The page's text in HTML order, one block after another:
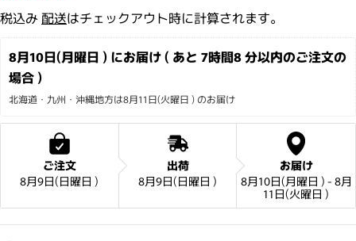
税込み配送はチェックアウト時に計算されます。
8月10日(月曜日 ) にお届け ( あと 7時間8 分以内のご注文の
場合 )
北海道・九州・沖縄地方は8月11日(火曜日 ) のお届け
ご注文
8月9日(日曜日 )
出荷
8月9日(日曜日 )
お届け
8月10日(月曜日 ) - 8月
11日(火曜日 )